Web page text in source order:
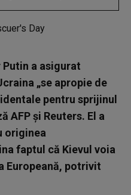
a asigurat
„se apropie de
pentru sprijinul
AFP şi Reuters. El a
originea
faptul că Kievul voia
Europeană, potrivit